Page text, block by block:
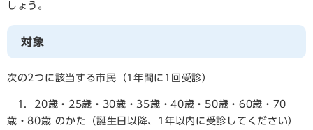
しょう。
対象
次の2つに該当する市民（1年間に1回受診）
1．20歳・25歳・30歳・35歳・40歳・50歳・60歳・70
歳・80歳 のかた（誕生日以降、1年以内に受診してください）